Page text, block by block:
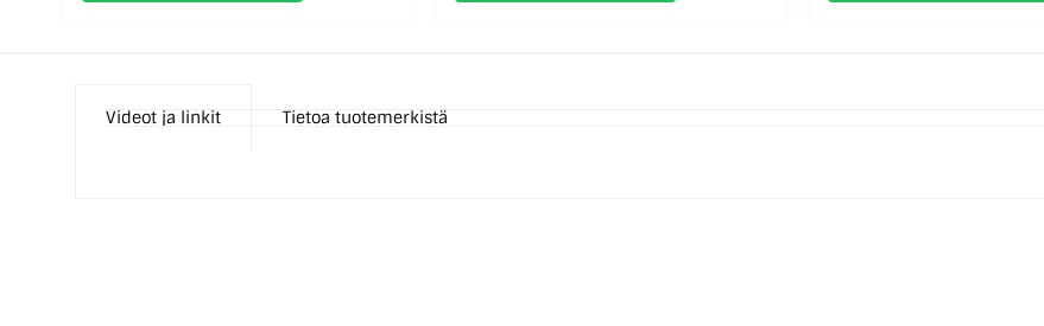
Videot ja linkit Tietoa tuotemerkistä